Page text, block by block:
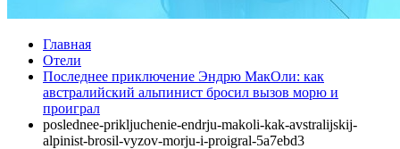
Главная
Отели
Последнее приключение Эндрю МакОли: как
австралийский альпинист бросил вызов морю и
проиграл
poslednee-prikljuchenie-endrju-makoli-kak-avstralijskij-
alpinist-brosil-vyzov-morju-i-proigral-5a7ebd3